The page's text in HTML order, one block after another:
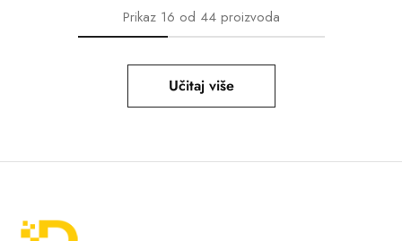
Prikaz16 od 44 proizvoda
Učitaj više